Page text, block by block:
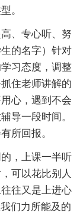
。
、专心听、努
的名字）针对
习态度，调整
住老师讲解的
心，遇到不会
导一段时间。
所回报。
，上课一半听
可以花比别人
往又是上进心
们力所能及的